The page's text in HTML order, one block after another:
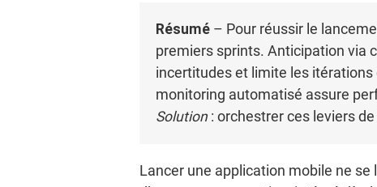
Résumé – Pour réussir le
premiers sprints. Anticipation via
incertitudes et limite les
monitoring automatisé assure
Solution : orchestrer ces leviers
Lancer une application mobile ne